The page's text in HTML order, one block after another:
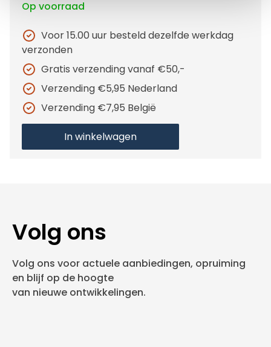
Op voorraad
Voor 15.00 uur besteld dezelfde werkdag
verzonden
Gratis verzending vanaf €50,-
Verzending €5,95 Nederland
Verzending €7,95 België
In winkelwagen
Volg ons
Volg ons voor actuele aanbiedingen, opruiming
en blijf op de hoogte
van nieuwe ontwikkelingen.